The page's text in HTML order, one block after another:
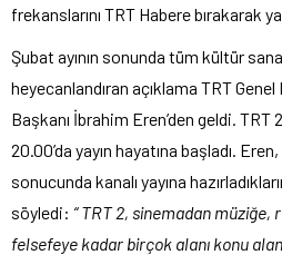
frekanslarını TRT Habere bırakarak
Şubat ayının sonunda tüm kültür
heyecanlandıran açıklama TRT
Başkanı İbrahim Eren’den geldi. TRT
20.00’da yayın hayatına başladı.
sonucunda kanalı yayına
söyledi: “ TRT 2, sinemadan
felsefeye kadar birçok alanı konu